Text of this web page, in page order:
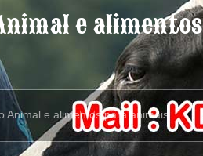
e alimentos
e alimentos para animais